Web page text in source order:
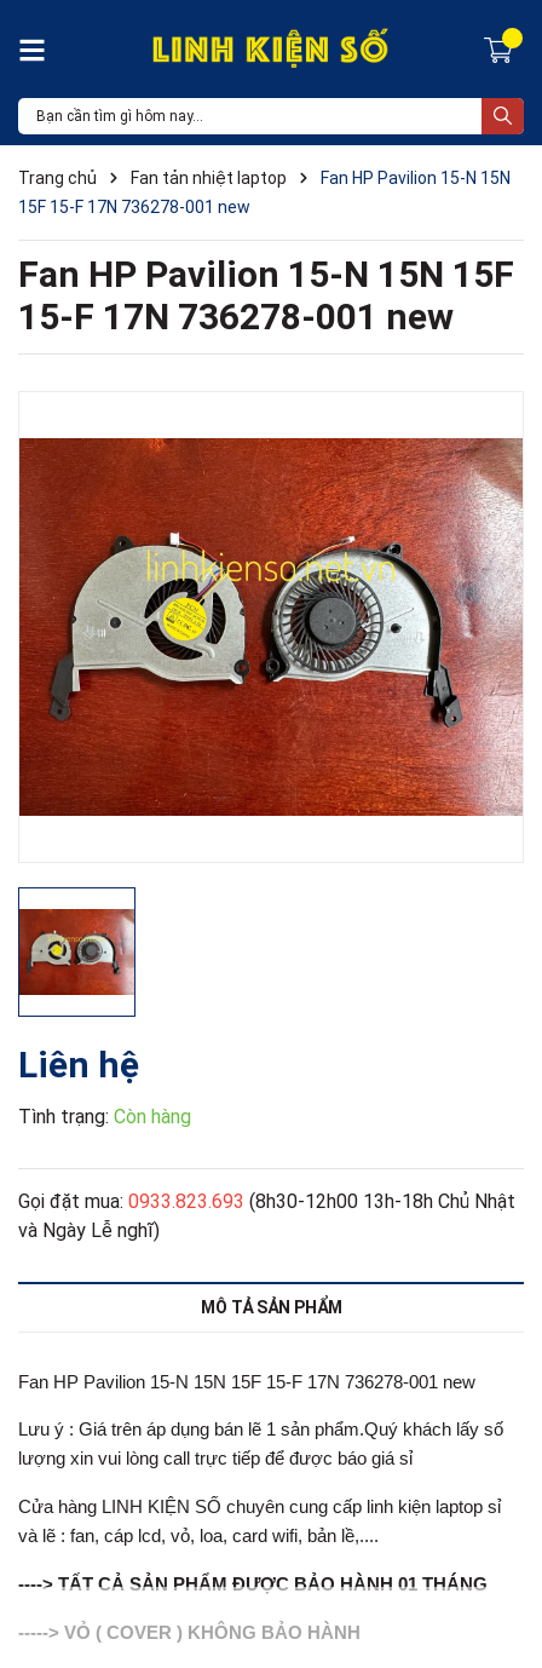
Trang chủ Fan tản nhiệt laptop
Fan HP Pavilion 15-N 15N
15F 15-F 17N 736278-001 new
Fan HP Pavilion 15-N 15N 15F
15-F 17N 736278-001 new
Liên hệ
Tình trạng: Còn hàng
Gọi đặt mua: 0933.823.693 (8h30-12h00 13h-18h Chủ Nhật
và Ngày Lễ nghĩ)
MÔ TẢ SẢN PHẨM
Fan HP Pavilion 15-N 15N 15F 15-F 17N 736278-001 new
Lưu ý : Giá trên áp dụng bán lẽ 1 sản phẩm.Quý khách lấy số
lượng xin vui lòng call trực tiếp để được báo giá sỉ
Cửa hàng LINH KIỆN SỐ chuyên cung cấp linh kiện laptop sỉ
và lẽ : fan, cáp lcd, vỏ, loa, card wifi, bản lề,....
----> TẤT CẢ SẢN PHẨM ĐƯỢC BẢO HÀNH 01 THÁNG
-----> VỎ ( COVER ) KHÔNG BẢO HÀNH